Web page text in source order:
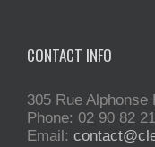
CONTACT INFO
305 Rue Alphonse
Phone: 02 90 82
Email: